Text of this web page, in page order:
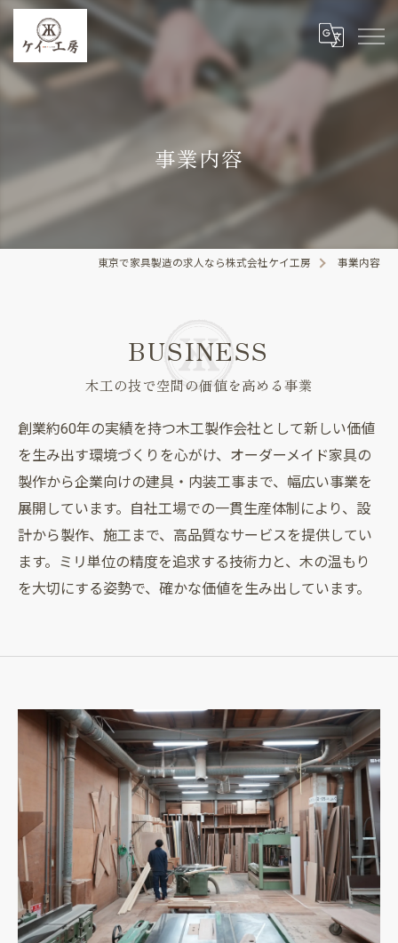
事業内容
東京で家具製造の求人なら株式会社ケイ工房 事業内容
木工の技で空間の価値を高める事業
BUSINESS
創業約60年の実績を持つ木工製作会社として新しい価値
を生み出す環境づくりを心がけ、オーダーメイド家具の
製作から企業向けの建具・内装工事まで、幅広い事業を
展開しています。自社工場での一貫生産体制により、設
計から製作、施工まで、高品質なサービスを提供してい
ます。ミリ単位の精度を追求する技術力と、木の温もり
を大切にする姿勢で、確かな価値を生み出しています。